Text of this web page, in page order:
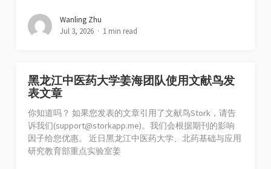
Wanling Zhu
Jul 3, 2026
1 min read
黑龙江中医药大学姜海团队使用文献鸟发
表文章
你知道吗？ 如果您发表的文章引用了文献鸟Stork，请告
诉我们(support@storkapp.me)。我们会根据期刊的影响
因子给您优惠。 近日黑龙江中医药大学、北药基础与应用
研究教育部重点实验室姜